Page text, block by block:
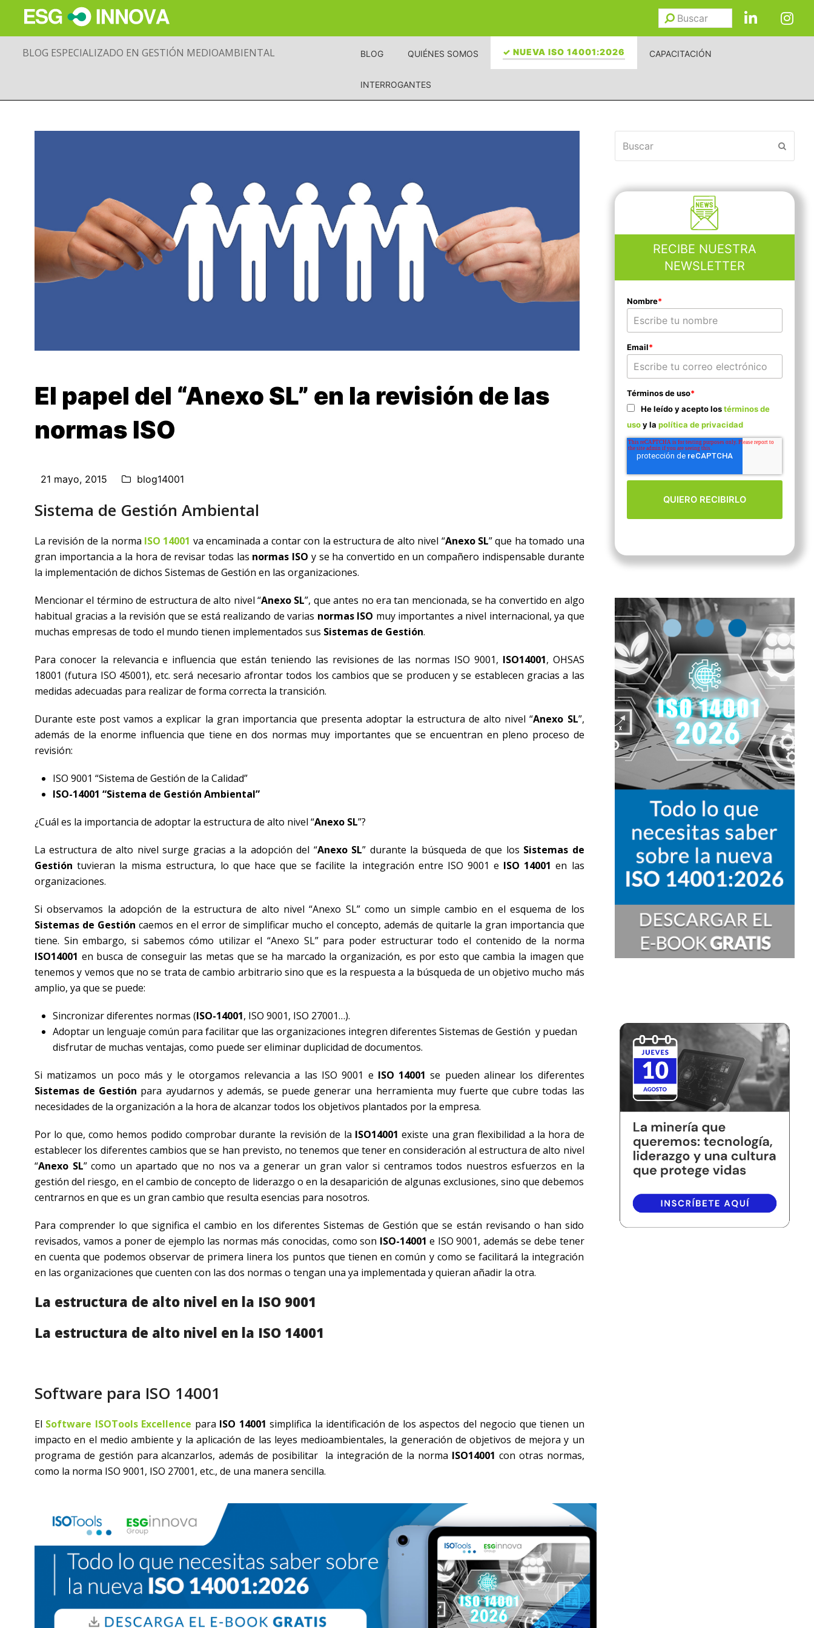
Buscar
BLOG ESPECIALIZADO EN GESTIÓN MEDIOAMBIENTAL BLOG QUIÉNES SOMOS ✓ NUEVA ISO 14001:2026 CAPACITACIÓN
INTERROGANTES
El papel del “Anexo SL” en la revisión de las
normas ISO
21 mayo, 2015 blog14001
Sistema de Gestión Ambiental
La revisión de la norma ISO 14001 va encaminada a contar con la estructura de alto nivel “Anexo SL” que ha tomado una
gran importancia a la hora de revisar todas las normas ISO y se ha convertido en un compañero indispensable durante
la implementación de dichos Sistemas de Gestión en las organizaciones.
Mencionar el término de estructura de alto nivel “Anexo SL”, que antes no era tan mencionada, se ha convertido en algo
habitual gracias a la revisión que se está realizando de varias normas ISO muy importantes a nivel internacional, ya que
muchas empresas de todo el mundo tienen implementados sus Sistemas de Gestión.
Para conocer la relevancia e influencia que están teniendo las revisiones de las normas ISO 9001, ISO14001, OHSAS
18001 (futura ISO 45001), etc. será necesario afrontar todos los cambios que se producen y se establecen gracias a las
medidas adecuadas para realizar de forma correcta la transición.
Durante este post vamos a explicar la gran importancia que presenta adoptar la estructura de alto nivel “Anexo SL”,
además de la enorme influencia que tiene en dos normas muy importantes que se encuentran en pleno proceso de
revisión:
ISO 9001 “Sistema de Gestión de la Calidad”
ISO-14001 “Sistema de Gestión Ambiental”
¿Cuál es la importancia de adoptar la estructura de alto nivel “Anexo SL”?
La estructura de alto nivel surge gracias a la adopción del “Anexo SL” durante la búsqueda de que los Sistemas de
Gestión tuvieran la misma estructura, lo que hace que se facilite la integración entre ISO 9001 e ISO 14001 en las
organizaciones.
Si observamos la adopción de la estructura de alto nivel “Anexo SL” como un simple cambio en el esquema de los
Sistemas de Gestión caemos en el error de simplificar mucho el concepto, además de quitarle la gran importancia que
tiene. Sin embargo, si sabemos cómo utilizar el “Anexo SL” para poder estructurar todo el contenido de la norma
ISO14001 en busca de conseguir las metas que se ha marcado la organización, es por esto que cambia la imagen que
tenemos y vemos que no se trata de cambio arbitrario sino que es la respuesta a la búsqueda de un objetivo mucho más
amplio, ya que se puede:
Sincronizar diferentes normas (ISO-14001, ISO 9001, ISO 27001…).
Adoptar un lenguaje común para facilitar que las organizaciones integren diferentes Sistemas de Gestión y puedan
disfrutar de muchas ventajas, como puede ser eliminar duplicidad de documentos.
Si matizamos un poco más y le otorgamos relevancia a las ISO 9001 e ISO 14001 se pueden alinear los diferentes
Sistemas de Gestión para ayudarnos y además, se puede generar una herramienta muy fuerte que cubre todas las
necesidades de la organización a la hora de alcanzar todos los objetivos plantados por la empresa.
Por lo que, como hemos podido comprobar durante la revisión de la ISO14001 existe una gran flexibilidad a la hora de
establecer los diferentes cambios que se han previsto, no tenemos que tener en consideración al estructura de alto nivel
“Anexo SL” como un apartado que no nos va a generar un gran valor si centramos todos nuestros esfuerzos en la
gestión del riesgo, en el cambio de concepto de liderazgo o en la desaparición de algunas exclusiones, sino que debemos
centrarnos en que es un gran cambio que resulta esencias para nosotros.
Para comprender lo que significa el cambio en los diferentes Sistemas de Gestión que se están revisando o han sido
revisados, vamos a poner de ejemplo las normas más conocidas, como son ISO-14001 e ISO 9001, además se debe tener
en cuenta que podemos observar de primera linera los puntos que tienen en común y como se facilitará la integración
en las organizaciones que cuenten con las dos normas o tengan una ya implementada y quieran añadir la otra.
La estructura de alto nivel en la ISO 9001
La estructura de alto nivel en la ISO 14001
Software para ISO 14001
El Software ISOTools Excellence para ISO 14001 simplifica la identificación de los aspectos del negocio que tienen un
impacto en el medio ambiente y la aplicación de las leyes medioambientales, la generación de objetivos de mejora y un
programa de gestión para alcanzarlos, además de posibilitar la integración de la norma ISO14001 con otras normas,
como la norma ISO 9001, ISO 27001, etc., de una manera sencilla.
RECIBE NUESTRA
NEWSLETTER
Nombre*
Email*
Términos de uso*
He leído y acepto lostérminos de
usoy la política de privacidad